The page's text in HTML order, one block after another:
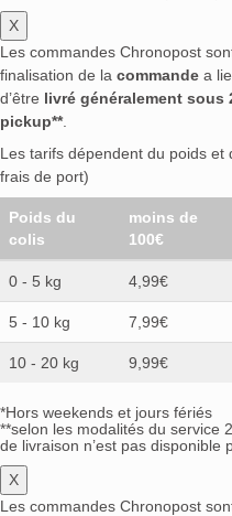
X
Les commandes Chronopost
finalisation de la commande a
d’être livré généralement sous
pickup**.
Les tarifs dépendent du poids
frais de port)
Poids du
colis
moins de
100€
0 - 5 kg 4,99€
5 - 10 kg 7,99€
10 - 20 kg 9,99€
*Hors weekends et jours fériés
**selon les modalités du service
de livraison n’est pas disponible
X
Les commandes Chronopost